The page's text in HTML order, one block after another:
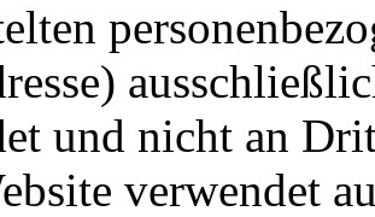
und nicht an
verwendet